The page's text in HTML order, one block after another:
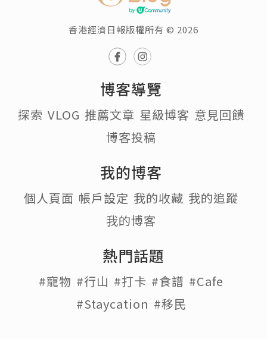
香港經濟日報版權所有 © 2026
博客導覽
探索 VLOG 推薦文章 星級博客 意見回饋
博客投稿
我的博客
個人頁面 帳戶設定 我的收藏 我的追蹤
我的博客
熱門話題
#寵物 #行山 #打卡 #食譜 #Cafe
#Staycation #移民